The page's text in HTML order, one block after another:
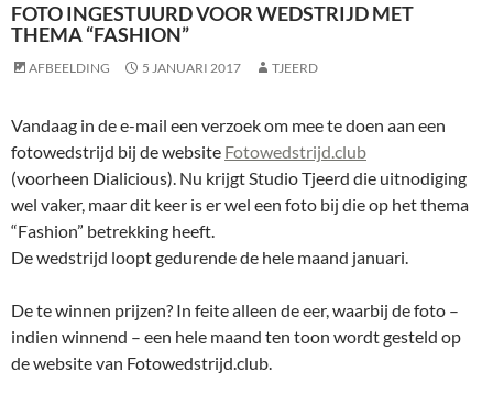
FOTO INGESTUURD VOOR WEDSTRIJD MET
THEMA “FASHION”
AFBEELDING 5 JANUARI 2017 TJEERD
Vandaag in de e-mail een verzoek om mee te doen aan een
fotowedstrijd bij de website Fotowedstrijd.club
(voorheen Dialicious). Nu krijgt Studio Tjeerd die uitnodiging
wel vaker, maar dit keer is er wel een foto bij die op het thema
“Fashion” betrekking heeft.
De wedstrijd loopt gedurende de hele maand januari.
De te winnen prijzen? In feite alleen de eer, waarbij de foto –
indien winnend – een hele maand ten toon wordt gesteld op
de website van Fotowedstrijd.club.